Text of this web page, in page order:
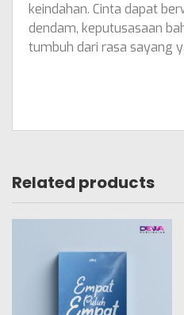
keindahan. Cinta dapat
dendam, keputusasaan
tumbuh dari rasa sayang
Related products